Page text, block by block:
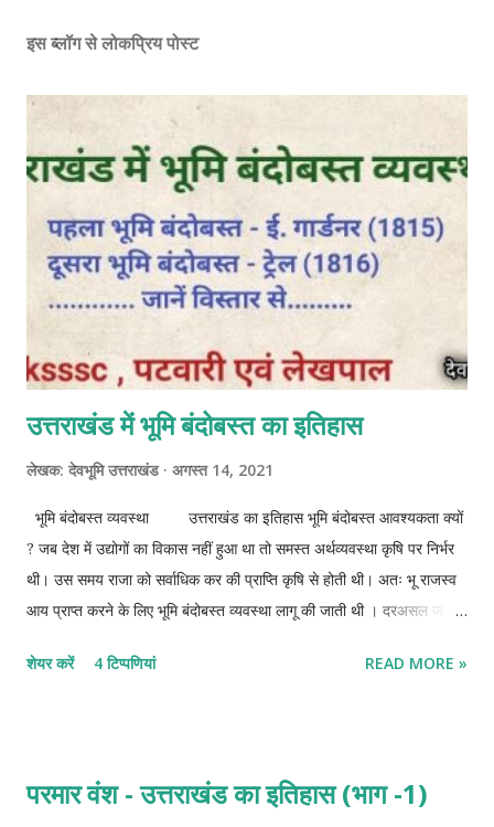
इस ब्लॉग से लोकप्रिय पोस्ट
उत्तराखंड में भूमि बंदोबस्त का इतिहास
लेखक: देवभूमि उत्तराखंड अगस्त 14, 2021
भूमि बंदोबस्त व्यवस्था उत्तराखंड का इतिहास भूमि बंदोबस्त आवश्यकता क्यों
? जब देश में उद्योगों का विकास नहीं हुआ था तो समस्त अर्थव्यवस्था कृषि पर निर्भर
थी। उस समय राजा को सर्वाधिक कर की प्राप्ति कृषि से होती थी। अतः भू राजस्व
आय प्राप्त करने के लिए भूमि बंदोबस्त व्यवस्था लागू की जाती थी । दरअसल जब भी
ब्रिटिश शासन से पहले सभी शासकों ने मनुस्मृति में उल्लेखित भूमि बंदोबस्त व्यवस्था
गोरखाओं द्वारा लागू बन्दोबस्त को अंग्रेजों ने स्वीकार नहीं किया। ब्रिटिश काल में
शेयर करें 4 टिप्पणियां READ MORE »
परमार वंश - उत्तराखंड का इतिहास (भाग -1)